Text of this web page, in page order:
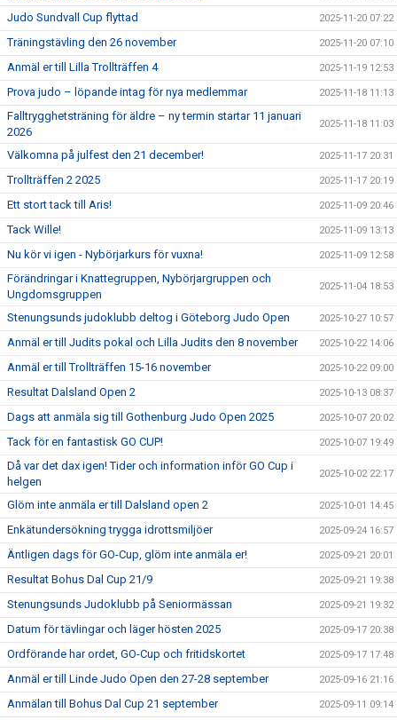
Judo Sundvall Cup flyttad 2025-11-20 07:22
Träningstävling den 26 november 2025-11-20 07:10
Anmäl er till Lilla Trollträffen 4 2025-11-19 12:53
Prova judo – löpande intag för nya medlemmar 2025-11-18 11:13
Falltrygghetsträning för äldre – ny termin startar 11 januari
2026
2025-11-18 11:03
Välkomna på julfest den 21 december! 2025-11-17 20:31
Trollträffen 2 2025 2025-11-17 20:19
Ett stort tack till Aris! 2025-11-09 20:46
Tack Wille! 2025-11-09 13:13
Nu kör vi igen - Nybörjarkurs för vuxna! 2025-11-09 12:58
Förändringar i Knattegruppen, Nybörjargruppen och
Ungdomsgruppen
2025-11-04 18:53
Stenungsunds judoklubb deltog i Göteborg Judo Open 2025-10-27 10:57
Anmäl er till Judits pokal och Lilla Judits den 8 november 2025-10-22 14:06
Anmäl er till Trollträffen 15-16 november 2025-10-22 09:00
Resultat Dalsland Open 2 2025-10-13 08:37
Dags att anmäla sig till Gothenburg Judo Open 2025 2025-10-07 20:02
Tack för en fantastisk GO CUP! 2025-10-07 19:49
Då var det dax igen! Tider och information inför GO Cup i
helgen
2025-10-02 22:17
Glöm inte anmäla er till Dalsland open 2 2025-10-01 14:45
Enkätundersökning trygga idrottsmiljöer 2025-09-24 16:57
Äntligen dags för GO-Cup, glöm inte anmäla er! 2025-09-21 20:01
Resultat Bohus Dal Cup 21/9 2025-09-21 19:38
Stenungsunds Judoklubb på Seniormässan 2025-09-21 19:32
Datum för tävlingar och läger hösten 2025 2025-09-17 20:38
Ordförande har ordet, GO-Cup och fritidskortet 2025-09-17 17:48
Anmäl er till Linde Judo Open den 27-28 september 2025-09-16 21:16
Anmälan till Bohus Dal Cup 21 september 2025-09-11 09:14